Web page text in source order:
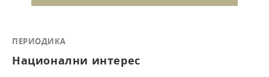
ПЕРИОДИКА
Национални интерес